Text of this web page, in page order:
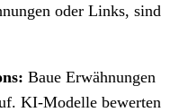
oder Links, sind
Baue Erwähnungen
KI-Modelle bewerten